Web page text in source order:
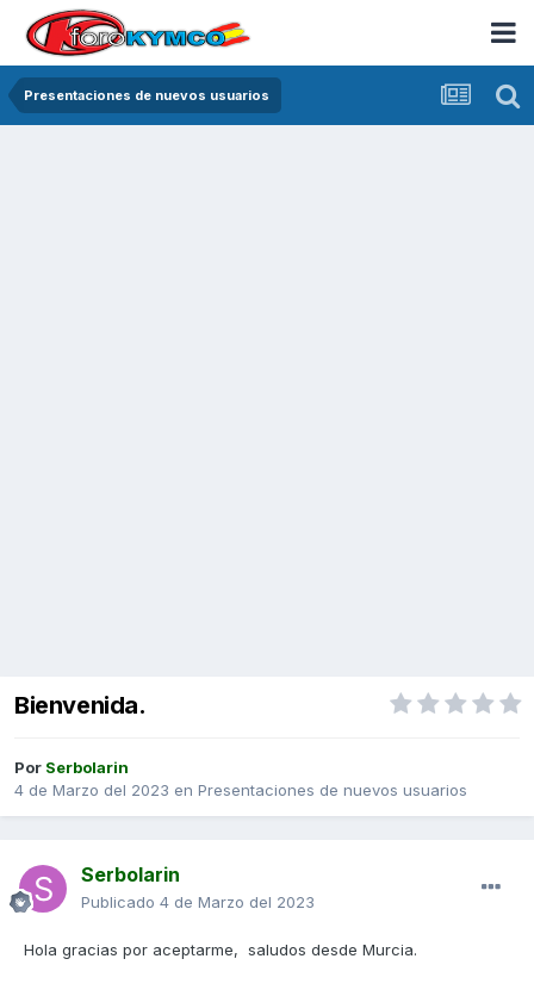
Presentaciones de nuevos usuarios
Bienvenida.
Por Serbolarin
4 de Marzo del 2023 en Presentaciones de nuevos usuarios
Serbolarin
Publicado 4 de Marzo del 2023
Hola gracias por aceptarme, saludos desde Murcia.